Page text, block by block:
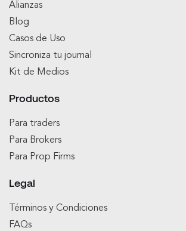
Alianzas
Blog
Casos de Uso
Sincroniza tu journal
Kit de Medios
Productos
Para traders
Para Brokers
Para Prop Firms
Legal
Términos y Condiciones
FAQs